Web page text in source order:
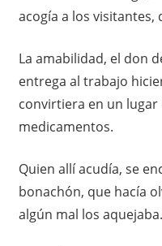
acogía a los visitantes,
La amabilidad, el don
entrega al trabajo
convirtiera en un
medicamentos.
Quien allí acudía, se
bonachón, que hacía
algún mal los aquejaba.